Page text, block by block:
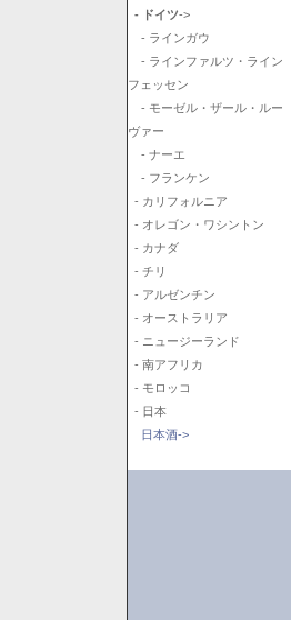
- ドイツ->
- ラインガウ
- ラインファルツ・ライン
フェッセン
- モーゼル・ザール・ルー
ヴァー
- ナーエ
- フランケン
- カリフォルニア
- オレゴン・ワシントン
- カナダ
- チリ
- アルゼンチン
- オーストラリア
- ニュージーランド
- 南アフリカ
- モロッコ
- 日本
日本酒->